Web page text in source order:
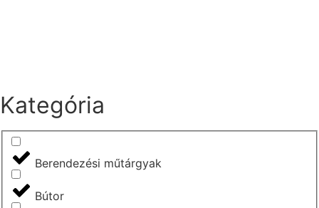
Kategória
Berendezési műtárgyak
Bútor